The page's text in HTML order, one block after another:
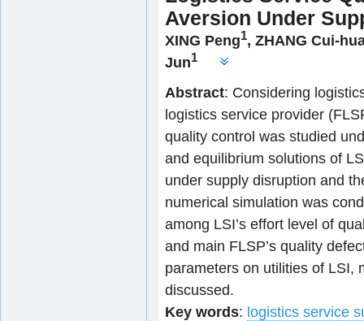
Aversion Under
XING Peng1, ZHANG Cui-
Jun1
Abstract: Considering
logistics service provider
quality control was studied
and equilibrium solutions of
under supply disruption and
numerical simulation was
among LSI’s effort level of
and main FLSP’s quality
parameters on utilities of LSI,
discussed.
Key words: logistics service